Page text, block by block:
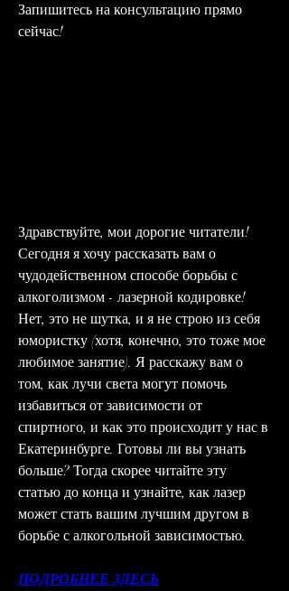
Запишитесь на консультацию прямо
сейчас!
Здравствуйте, мои дорогие читатели!
Сегодня я хочу рассказать вам о
чудодейственном способе борьбы с
алкоголизмом - лазерной кодировке!
Нет, это не шутка, и я не строю из себя
юмористку (хотя, конечно, это тоже мое
любимое занятие). Я расскажу вам о
том, как лучи света могут помочь
избавиться от зависимости от
спиртного, и как это происходит у нас в
Екатеринбурге. Готовы ли вы узнать
больше? Тогда скорее читайте эту
статью до конца и узнайте, как лазер
может стать вашим лучшим другом в
борьбе с алкогольной зависимостью.
ПОДРОБНЕЕ ЗДЕСЬ